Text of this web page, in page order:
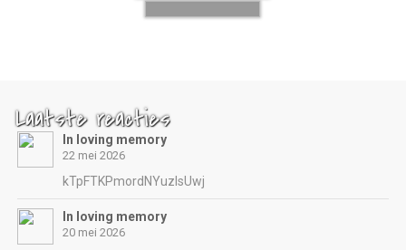
Laatste reacties
In loving memory
22 mei 2026
kTpFTKPmordNYuzIsUwj
In loving memory
20 mei 2026